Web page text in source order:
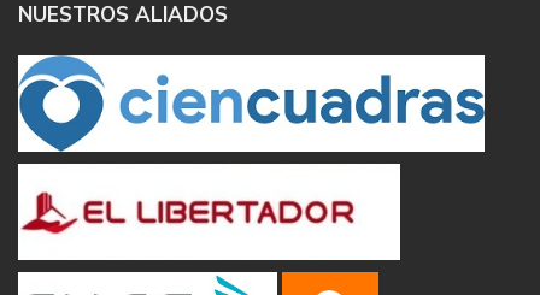
NUESTROS ALIADOS